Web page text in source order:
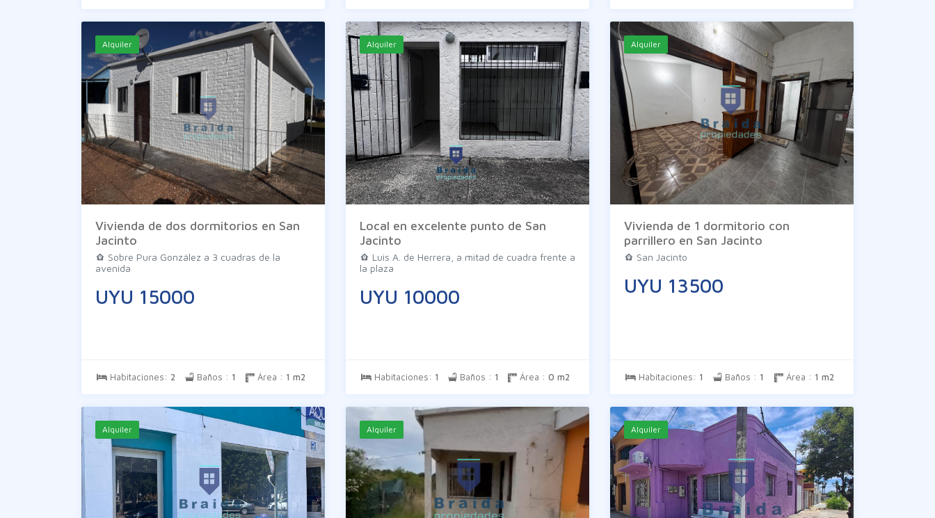
Alquiler
Vivienda de dos dormitorios en San
Jacinto
Sobre Pura González a 3 cuadras de la
avenida
UYU 15000
Habitaciones: 2 Baños : 1 Área : 1 m2
Alquiler
Local en excelente punto de San
Jacinto
Luis A. de Herrera, a mitad de cuadra frente a
la plaza
UYU 10000
Habitaciones: 1 Baños : 1 Área :0 m2
Alquiler
Vivienda de 1 dormitorio con
parrillero en San Jacinto
San Jacinto
UYU 13500
Habitaciones: 1 Baños : 1 Área : 1 m2
Alquiler Alquiler Alquiler